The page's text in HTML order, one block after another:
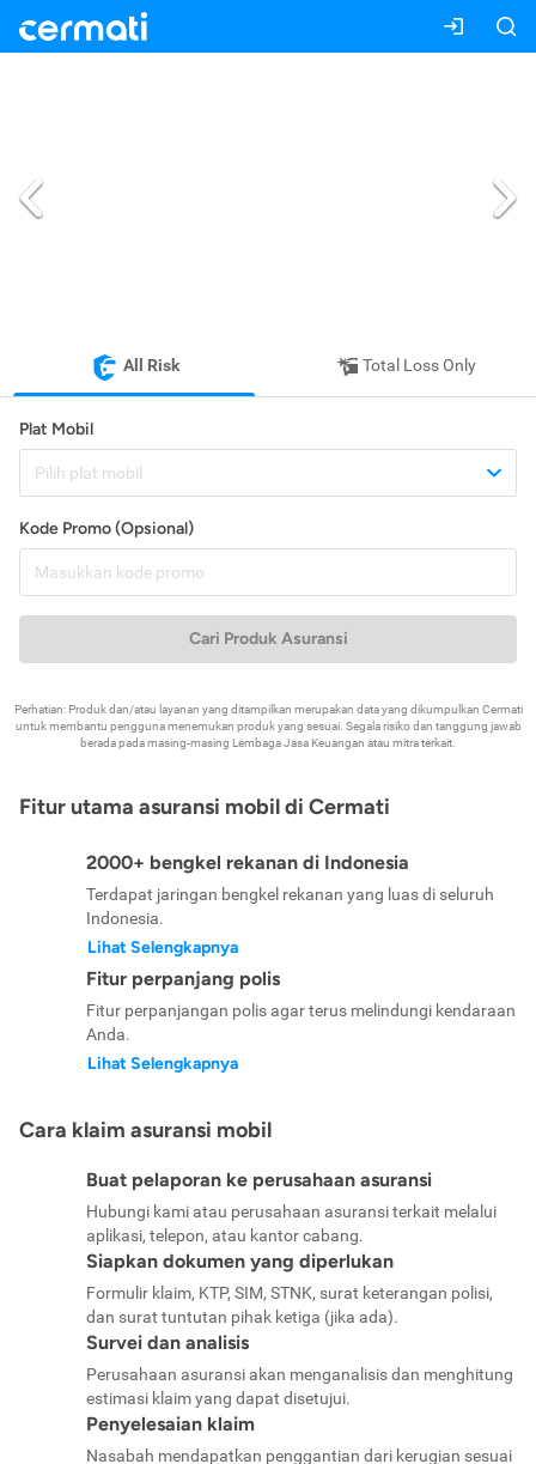
All Risk Total Loss Only
Plat Mobil
Pilih plat mobil
Kode Promo (Opsional)
Cari Produk Asuransi
Perhatian: Produk dan/atau layanan yang ditampilkan merupakan data yang dikumpulkan Cermati
untuk membantu pengguna menemukan produk yang sesuai. Segala risiko dan tanggung jawab
berada pada masing-masing Lembaga Jasa Keuangan atau mitra terkait.
Fitur utama asuransi mobil di Cermati
2000+ bengkel rekanan di Indonesia
Terdapat jaringan bengkel rekanan yang luas di seluruh
Indonesia.
Lihat Selengkapnya
Fitur perpanjang polis
Fitur perpanjangan polis agar terus melindungi kendaraan
Anda.
Lihat Selengkapnya
Cara klaim asuransi mobil
Buat pelaporan ke perusahaan asuransi
Hubungi kami atau perusahaan asuransi terkait melalui
aplikasi, telepon, atau kantor cabang.
Siapkan dokumen yang diperlukan
Formulir klaim, KTP, SIM, STNK, surat keterangan polisi,
dan surat tuntutan pihak ketiga (jika ada).
Survei dan analisis
Perusahaan asuransi akan menganalisis dan menghitung
estimasi klaim yang dapat disetujui.
Penyelesaian klaim
Nasabah mendapatkan penggantian dari kerugian sesuai